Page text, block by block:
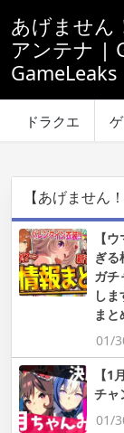
あげません
アンテナ |
GameLeaks
ドラクエ
【あげません
【
ぎる
ガチ
し
まと
01/
【1
チャ
01/